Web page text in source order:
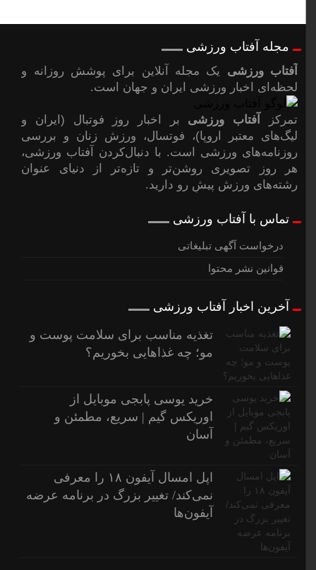
مجله آفتاب ورزشی
آفتاب ورزشییک مجله آنلاین برای پوشش روزانه و
لحظه‌ای اخبار ورزشی ایران و جهان است.
تمرکز آفتاب ورزشیبر اخبار روز فوتبال (ایران و
لیگ‌های معتبر اروپا)، فوتسال، ورزش زنان و بررسی
روزنامه‌های ورزشی است. با دنبال‌کردن آفتاب ورزشی،
هر روز تصویری روشن‌تر و تازه‌تر از دنیای عنوان
رشته‌های ورزش پیشِ رو دارید.
تماس با آفتاب ورزشی
درخواست آگهی تبلیغاتی
قوانین نشر محتوا
آخرین اخبار آفتاب ورزشی
تغذیه مناسب برای سلامت پوست و
مو؛ چه غذاهایی بخوریم؟
خرید یوسی پابجی موبایل از
اوریکس گیم | سریع، مطمئن و
آسان
اپل امسال آیفون ۱۸ را معرفی
نمی‌کند/ تغییر بزرگ در برنامه عرضه
آیفون‌ها